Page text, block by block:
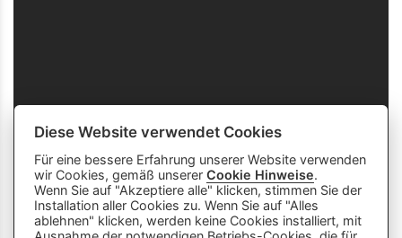
Diese Website verwendet Cookies
Für eine bessere Erfahrung unserer Website verwenden
wir Cookies, gemäß unsererCookie Hinweise.
Wenn Sie auf "Akzeptiere alle" klicken, stimmen Sie der
Installation aller Cookies zu. Wenn Sie auf "Alles
ablehnen" klicken, werden keine Cookies installiert, mit